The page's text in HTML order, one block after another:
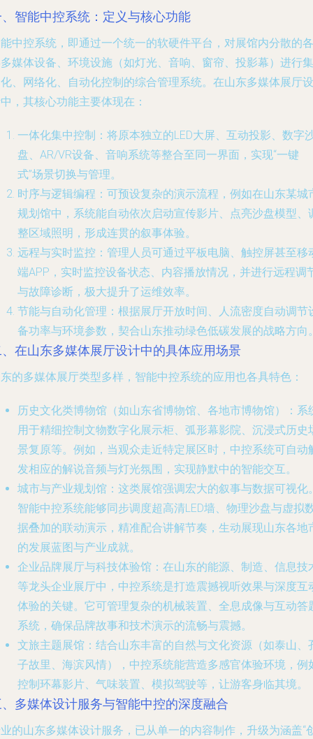
智能中控系统：定义与核心功能
中控系统，即通过一个统一的软硬件平台，对展馆内分散的各
媒体设备、环境设施（如灯光、音响、窗帘、投影幕）进行集
、网络化、自动化控制的综合管理系统。在山东多媒体展厅设
，其核心功能主要体现在：
一体化集中控制 ：将原本独立的LED大屏、互动投影、数字
盘、AR/VR设备、音响系统等整合至同一界面，实现“一键
式”场景切换与管理。
时序与逻辑编程 ：可预设复杂的演示流程，例如在山东某城
规划馆中，系统能自动依次启动宣传影片、点亮沙盘模型、
整区域照明，形成连贯的叙事体验。
远程与实时监控 ：管理人员可通过平板电脑、触控屏甚至移
端APP，实时监控设备状态、内容播放情况，并进行远程调
与故障诊断，极大提升了运维效率。
节能与自动化管理 ：根据展厅开放时间、人流密度自动调节
备功率与环境参数，契合山东推动绿色低碳发展的战略方向
在山东多媒体展厅设计中的具体应用场景
的多媒体展厅类型多样，智能中控系统的应用也各具特色：
历史文化类博物馆（如山东省博物馆、各地市博物馆）
：系
用于精细控制文物数字化展示柜、弧形幕影院、沉浸式历史
景复原等。例如，当观众走近特定展区时，中控系统可自动
发相应的解说音频与灯光氛围，实现静默中的智能交互。
城市与产业规划馆 ：这类展馆强调宏大的叙事与数据可视化
智能中控系统能够同步调度超高清LED墙、物理沙盘与虚拟
据叠加的联动演示，精准配合讲解节奏，生动展现山东各地
的发展蓝图与产业成就。
企业品牌展厅与科技体验馆 ：在山东的能源、制造、信息技
等龙头企业展厅中，中控系统是打造震撼视听效果与深度互
体验的关键。它可管理复杂的机械装置、全息成像与互动答
系统，确保品牌故事和技术演示的流畅与震撼。
文旅主题展馆 ：结合山东丰富的自然与文化资源（如泰山、
子故里、海滨风情），中控系统能营造多感官体验环境，例
控制环幕影片、气味装置、模拟驾驶等，让游客身临其境。
多媒体设计服务与智能中控的深度融合
的山东多媒体设计服务，已从单一的内容制作，升级为涵盖“